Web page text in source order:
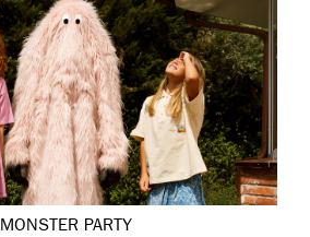
MONSTER PARTY